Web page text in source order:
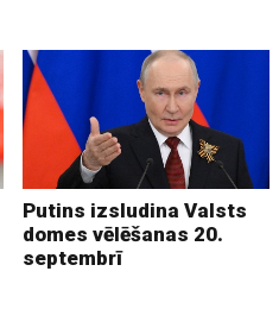
Putins izsludina Valsts
domes vēlēšanas 20.
septembrī